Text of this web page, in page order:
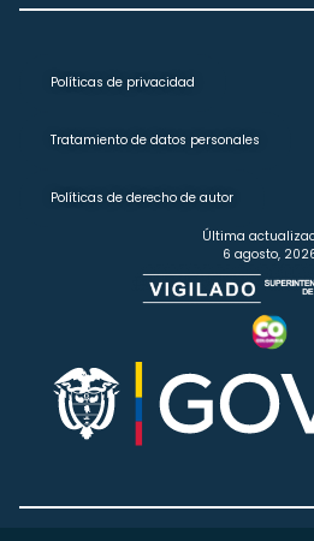
Políticas de privacidad
Tratamiento de datos personales
Políticas de derecho de autor
Última
6 agosto,